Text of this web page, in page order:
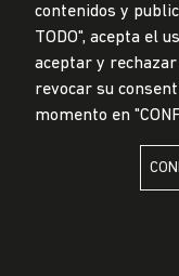
LA UNIVERSIDAD DE
contenidos y
TODO", acepta el
aceptar y
revocar su
momento en